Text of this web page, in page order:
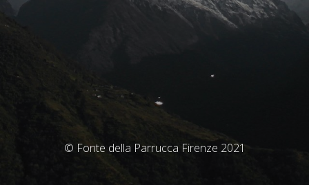
© Fonte della Parrucca Firenze 2021